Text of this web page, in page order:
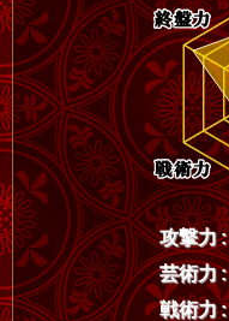
攻撃力 :
芸術力 :
戦術力 :